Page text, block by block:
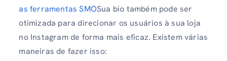
as ferramentas SMOSua bio também pode ser
otimizada para direcionar os usuários à sua loja
no Instagram de forma mais eficaz. Existem várias
maneiras de fazer isso: